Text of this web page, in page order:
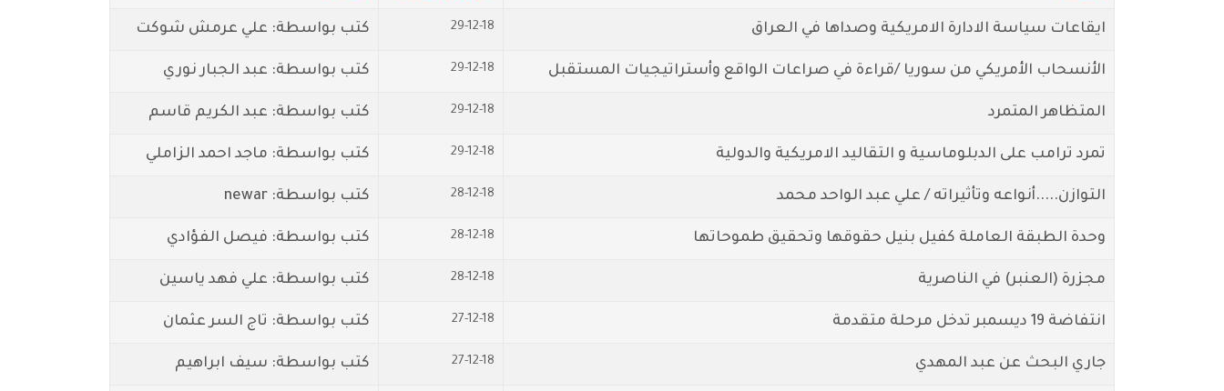
ايقاعات سياسة الادارة الامريكية وصداها في العراق 29-12-18 كتب بواسطة: علي عرمش شوكت
الأنسحاب الأمريكي من سوريا /قراءة في صراعات الواقع وأستراتيجيات المستقبل 29-12-18 كتب بواسطة: عبد الجبار نوري
المتظاهر المتمرد 29-12-18 كتب بواسطة: عبد الكريم قاسم
تمرد ترامب على الدبلوماسية و التقاليد الامريكية والدولية 29-12-18 كتب بواسطة: ماجد احمد الزاملي
التوازن.....أنواعه وتأثيراته / علي عبد الواحد محمد 28-12-18 كتب بواسطة: newar
وحدة الطبقة العاملة كفيل بنيل حقوقها وتحقيق طموحاتها 28-12-18 كتب بواسطة: فيصل الفؤادي
مجزرة (العنبر) في الناصرية 28-12-18 كتب بواسطة: علي فهد ياسين
انتفاضة 19 ديسمبر تدخل مرحلة متقدمة 27-12-18 كتب بواسطة: تاج السر عثمان
جاري البحث عن عبد المهدي 27-12-18 كتب بواسطة: سيف ابراهيم